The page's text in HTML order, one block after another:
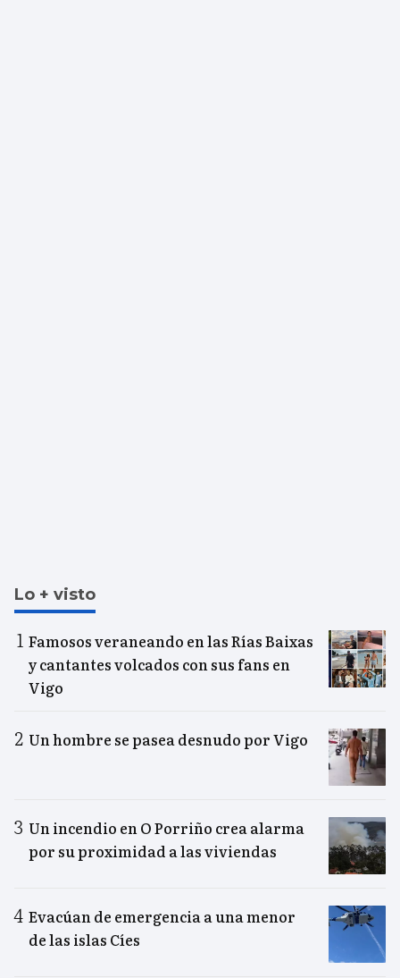
Lo + visto
Famosos veraneando en las Rías Baixas
y cantantes volcados con sus fans en
Vigo
Un hombre se pasea desnudo por Vigo
Un incendio en O Porriño crea alarma
por su proximidad a las viviendas
Evacúan de emergencia a una menor
de las islas Cíes